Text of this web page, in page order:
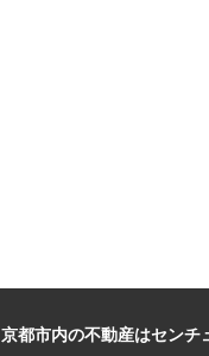
京都市内の不動産はセンチ